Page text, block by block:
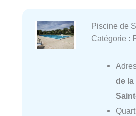
Piscine de
Catégorie :
de la